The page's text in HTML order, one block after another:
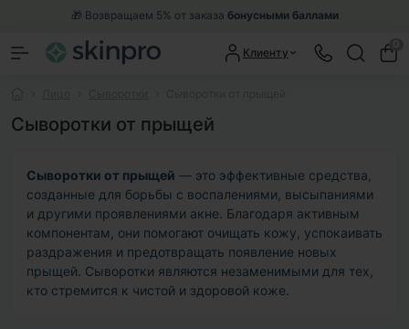
🎁 Возвращаем 5% от заказа бонусными баллами
Клиенту
Сыворотки от прыщей
Сыворотки от прыщей — это эффективные средства,
созданные для борьбы с воспалениями, высыпаниями
и другими проявлениями акне. Благодаря активным
компонентам, они помогают очищать кожу, успокаивать
раздражения и предотвращать появление новых
прыщей. Сыворотки являются незаменимыми для тех,
кто стремится к чистой и здоровой коже.